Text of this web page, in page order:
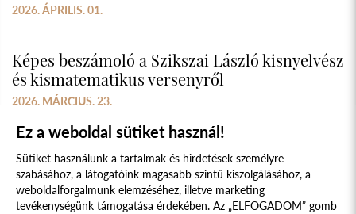
2026. ÁPRILIS. 01.
Képes beszámoló a Szikszai László kisnyelvész
és kismatematikus versenyről
2026. MÁRCIUS. 23.
Ez a weboldal sütiket használ!
Sütiket használunk a tartalmak és hirdetések személyre
szabásához, a látogatóink magasabb szintű kiszolgálásához, a
weboldalforgalmunk elemzéséhez, illetve marketing
tevékenységünk támogatása érdekében. Az „ELFOGADOM” gomb